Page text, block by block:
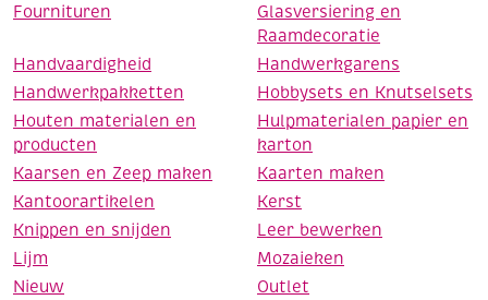
Fournituren
Glasversiering en
Raamdecoratie
Handvaardigheid
Handwerkgarens
Handwerkpakketten
Hobbysets en Knutselsets
Houten materialen en
producten
Hulpmaterialen papier en
karton
Kaarsen en Zeep maken
Kaarten maken
Kantoorartikelen
Kerst
Knippen en snijden
Leer bewerken
Lijm
Mozaieken
Nieuw
Outlet